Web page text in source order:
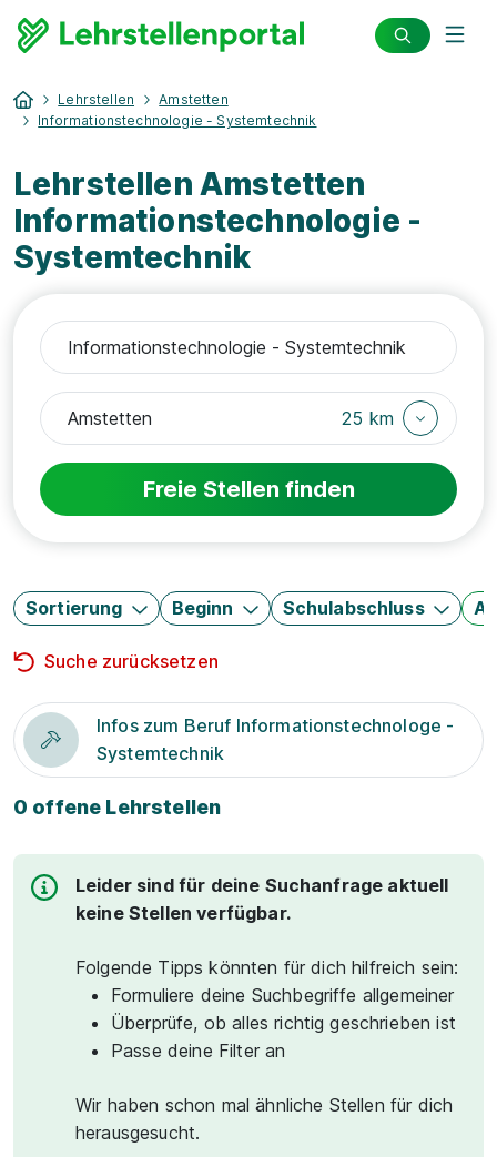
Lehrstellen
Amstetten
Informationstechnologie - Systemtechnik
Lehrstellen Amstetten
Informationstechnologie -
Systemtechnik
25 km
Freie Stellen finden
Sortierung Beginn Schulabschluss
Suche zurücksetzen
Infos zum Beruf Informationstechnologe -
Systemtechnik
0 offene Lehrstellen
Leider sind für deine Suchanfrage aktuell
keine Stellen verfügbar.
Folgende Tipps könnten für dich hilfreich sein:
Formuliere deine Suchbegriffe allgemeiner
Überprüfe, ob alles richtig geschrieben ist
Passe deine Filter an
Wir haben schon mal ähnliche Stellen für dich
herausgesucht.